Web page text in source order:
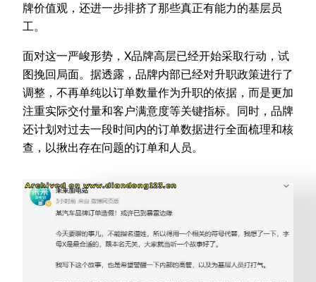
牌价值观，还进一步排挤了那些真正有能力的基层员
工。
面对这一严峻形势，X品牌高层已经开始采取行动，试
图挽回局面。据透露，品牌内部已经对升职政策进行了
调整，不再单纯以订单数量作为升职的依据，而是更加
注重实际交付量和客户满意度等关键指标。同时，品牌
还计划对过去一段时间内的订单数据进行全面梳理和核
查，以揪出存在问题的订单和人员。